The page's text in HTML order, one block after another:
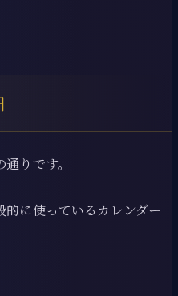
りです。
に使っているカレンダー